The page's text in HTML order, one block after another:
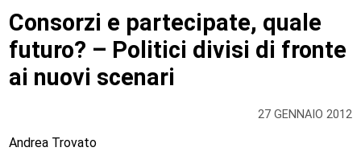
27 GENNAIO 2012
Consorzi e partecipate, quale
futuro? – Politici divisi di fronte
ai nuovi scenari
Andrea Trovato